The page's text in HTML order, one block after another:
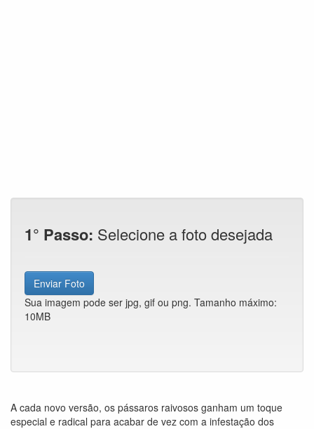
1° Passo: Selecione a foto desejada
Enviar Foto
Sua imagem pode ser jpg, gif ou png. Tamanho máximo:
10MB
A cada novo versão, os pássaros raivosos ganham um toque
especial e radical para acabar de vez com a infestação dos